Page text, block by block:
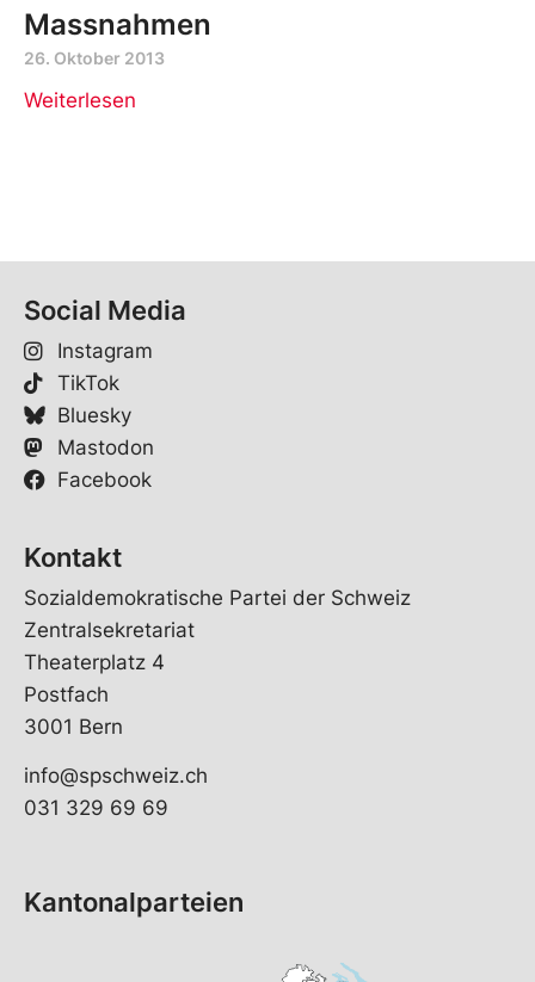
Massnahmen
26. Oktober 2013
Weiterlesen
Social Media
Instagram
TikTok
Bluesky
Mastodon
Facebook
Kontakt
Sozialdemokratische Partei der Schweiz
Zentralsekretariat
Theaterplatz 4
Postfach
3001 Bern
info@spschweiz.ch
031 329 69 69
Kantonalparteien